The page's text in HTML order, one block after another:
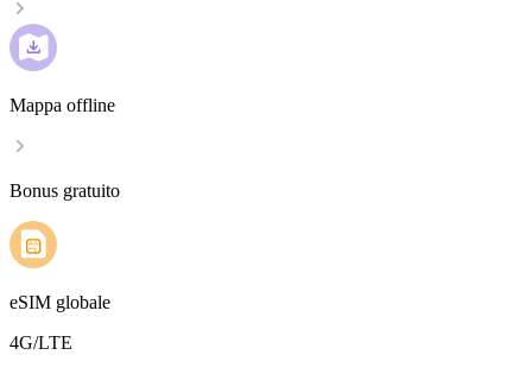
Mappa offline
Bonus gratuito
eSIM globale
4G/LTE